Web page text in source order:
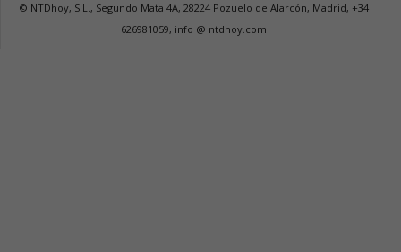
© NTDhoy, S.L., Segundo Mata 4A, 28224 Pozuelo de Alarcón, Madrid, +34
626981059, info @ ntdhoy.com